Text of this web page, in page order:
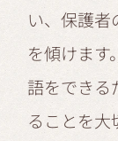
い、保護
を傾けます
語をできる
ることを大